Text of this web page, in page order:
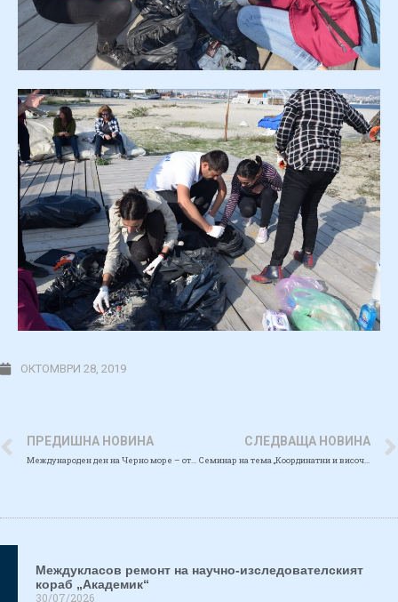
ОКТОМВРИ 28, 2019
ПРЕДИШНА НОВИНА СЛЕДВАЩА НОВИНА
Семинар на тема „Координатни и височинни системи в Република България – приложение в морската практика за устойчив син растеж“ се проведе в Института по океанология при БАН
Междукласов ремонт на научно-изследователският
кораб „Академик“
30/07/2026